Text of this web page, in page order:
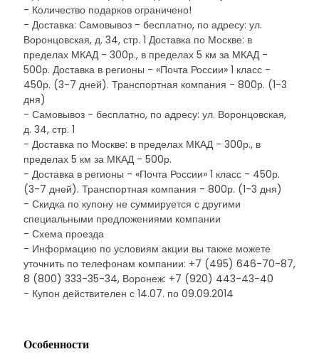
- Количество подарков ограничено!
- Доставка: Самовывоз - бесплатно, по адресу: ул.
Воронцовская, д. 34, стр. 1 Доставка по Москве: в
пределах МКАД - 300р., в пределах 5 км за МКАД -
500р. Доставка в регионы - «Почта России» 1 класс -
450р. (3-7 дней). Транспортная компания - 800р. (1-3
дня)
- Самовывоз - бесплатно, по адресу: ул. Воронцовская,
д. 34, стр. 1
- Доставка по Москве: в пределах МКАД - 300р., в
пределах 5 км за МКАД - 500р.
- Доставка в регионы - «Почта России» 1 класс - 450р.
(3-7 дней). Транспортная компания - 800р. (1-3 дня)
- Скидка по купону не суммируется с другими
специальными предложениями компании
- Схема проезда
- Информацию по условиям акции вы также можете
уточнить по телефонам компании: +7 (495) 646-70-87,
8 (800) 333-35-34, Воронеж: +7 (920) 443-43-40
- Купон действителен с 14.07. по 09.09.2014
Особенности